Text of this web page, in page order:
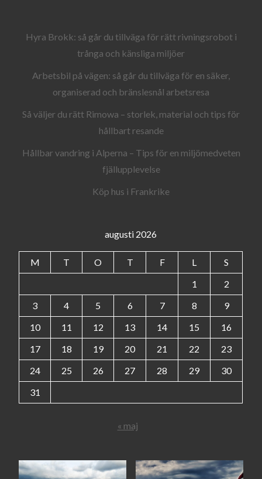
Hyra Brokk: så går du tillväga för rätt rivningsrobot i
trånga och känsliga miljöer
Arbetsbil på vägen: så går du tillväga för en säker,
organiserad och bränslesnål arbetsresa
Så väljer du rätt Rimowa – storlek, material och tips för
hållbart resande
Hållbar vandring i Alperna – Tips för en miljömedveten
fjällupplevelse
Köp hus i Frankrike
augusti 2026
M T O T F L
S
1
2
3
4 5 6 7 8
9
10
11 12 13 14 15
16
17
18 19 20 21 22
23
24
25 26 27 28 29
30
31
« maj